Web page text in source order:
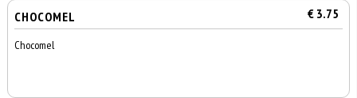
CHOCOMEL € 3.75
Chocomel